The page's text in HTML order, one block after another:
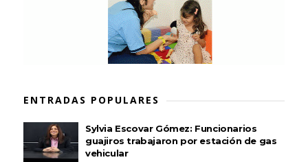
ENTRADAS POPULARES
Sylvia Escovar Gómez: Funcionarios
guajiros trabajaron por estación de gas
vehicular